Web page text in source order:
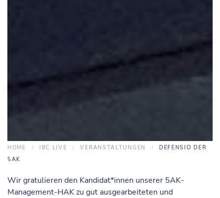
HOME IBC LIVE VERANSTALTUNGEN
DEFENSIO DER
5AK
Wir gratulieren den Kandidat*innen unserer 5AK-
Management-HAK zu gut ausgearbeiteten und